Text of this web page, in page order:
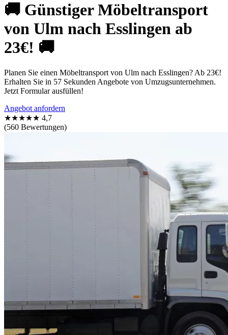
🚚 Günstiger Möbeltransport
von Ulm nach Esslingen ab
23€! 🚚
Planen Sie einen Möbeltransport von Ulm nach Esslingen? Ab 23€!
Erhalten Sie in 57 Sekunden Angebote von Umzugsunternehmen.
Jetzt Formular ausfüllen!
Angebot anfordern
★★★★★ 4,7
(560 Bewertungen)